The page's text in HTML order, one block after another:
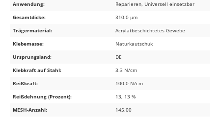
Anwendung:
Reparieren, Universell einsetzbar
Gesamtdicke:
310.0 µm
Trägermaterial:
Acrylatbeschichtetes Gewebe
Klebemasse:
Naturkautschuk
Ursprungsland:
DE
Klebkraft auf Stahl:
3.3 N/cm
Reißkraft:
100.0 N/cm
Reißdehnung (Prozent):
13, 13 %
MESH-Anzahl:
145.00